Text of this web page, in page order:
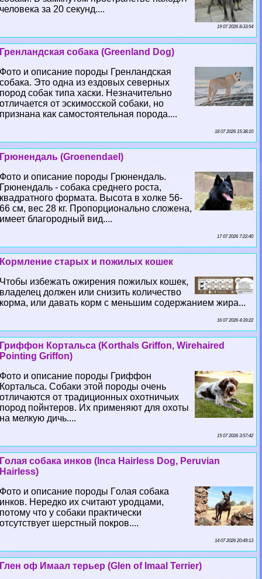
человека за 20 секунд....
19 07 2026 8:33:54
Гренландская собака (Greenland Dog)
Фото и описание породы Гренландская
собака. Это одна из ездовых северных
пород собак типа хаски. Незначительно
отличается от эскимосской собаки, но
признана как самостоятельная порода....
18 07 2026 15:38:10
Грюнендаль (Groenendael)
Фото и описание породы Грюнендаль.
Грюнендаль - собака среднего роста,
квадратного формата. Высота в холке 56-
66 см, вес 28 кг. Пропорционально сложена,
имеет благородный вид....
17 07 2026 7:22:40
Кормление старых и пожилых кошек
Чтобы избежать ожирения пожилых кошек,
владелец должен или снизить количество
корма, или давать корм с меньшим содержанием жира...
16 07 2026 4:39:22
Гриффон Кортальса (Korthals Griffon, Wirehaired
Pointing Griffon)
Фото и описание породы Гриффон
Кортальса. Собаки этой породы очень
отличаются от традиционных охотничьих
пород пойнтеров. Их применяют для охоты
на мелкую дичь....
15 07 2026 3:57:42
Гoлая собака инков (Inca Hairless Dog, Peruvian
Hairless)
Фото и описание породы Гoлая собака
инков. Нередко их считают уpoдцами,
потому что у собаки пpaктически
отсутствует шерстный покров....
14 07 2026 20:49:13
Глен оф Имаал терьер (Glen of Imaal Terrier)